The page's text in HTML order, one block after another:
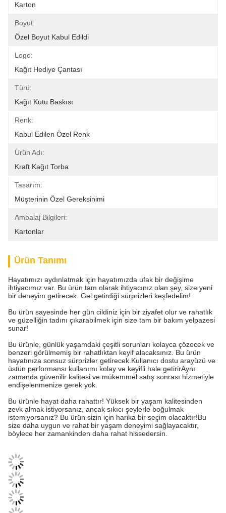
Karton
Boyut:
Özel Boyut Kabul Edildi
Logo:
Kağıt Hediye Çantası
Türü:
Kağıt Kutu Baskısı
Renk:
Kabul Edilen Özel Renk
Ürün Adı:
Kraft Kağıt Torba
Tasarım:
Müşterinin Özel Gereksinimi
Ambalaj Bilgileri:
Kartonlar
Ürün Tanımı
Hayatımızı aydınlatmak için hayatımızda ufak bir değişime
ihtiyacımız var. Bu ürün tam olarak ihtiyacınız olan şey, size yeni
bir deneyim getirecek. Gel getirdiği sürprizleri keşfedelim!
Bu ürün sayesinde her gün cildiniz için bir ziyafet olur ve rahatlık
ve güzelliğin tadını çıkarabilmek için size tam bir bakım yelpazesi
sunar!
Bu ürünle, günlük yaşamdaki çeşitli sorunları kolayca çözecek ve
benzeri görülmemiş bir rahatlıktan keyif alacaksınız. Bu ürün
hayatınıza sonsuz sürprizler getirecek.Kullanıcı dostu arayüzü ve
üstün performansı kullanımı kolay ve keyifli hale getirirAynı
zamanda güvenilir kalitesi ve mükemmel satış sonrası hizmetiyle
endişelenmenize gerek yok.
Bu ürünle hayat daha rahattır! Yüksek bir yaşam kalitesinden
zevk almak istiyorsanız, ancak sıkıcı şeylerle boğulmak
istemiyorsanız? Bu ürün sizin için harika bir seçim olacaktır!Bu
size daha uygun ve rahat bir yaşam deneyimi sağlayacaktır,
böylece her zamankinden daha rahat hissedersin.